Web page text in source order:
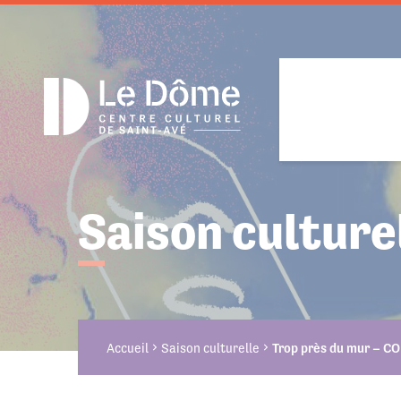
Équipe
Billetterie
Action
Regards
Saison
Accueil Saison culturelle Trop près du mur –
Cookies management panel